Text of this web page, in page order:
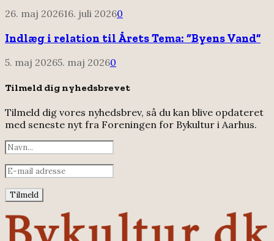
26. maj 202616. juli 20260
Indlæg i relation til Årets Tema: “Byens Vand”
5. maj 20265. maj 20260
Tilmeld dig nyhedsbrevet
Tilmeld dig vores nyhedsbrev, så du kan blive opdateret
med seneste nyt fra Foreningen for Bykultur i Aarhus.